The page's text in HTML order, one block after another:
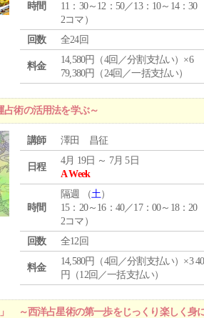
時間
11：30～12：50／13：10～14：30
2コマ）
回数
全24回
料金
14,580円（4回／分割支払い）×6
79,380円（24回／一括支払い）
術の活用法を学ぶ～
講師 澤田 昌征
日程
4月 19日 ～ 7月 5日
A Week
時間
隔週 （土）
15：20～16：40／17：00～18：20
2コマ）
回数
全12回
料金
14,580円（4回／分割支払い）×3
円（12回／一括支払い）
～西洋占星術の第一歩をじっくり楽しく身